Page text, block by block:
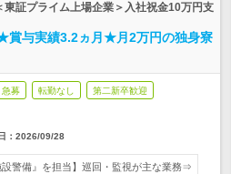
証プライム上場企業＞入社祝金10万円支
賞与実績3.2ヵ月★月2万円の独身寮
急募 転勤なし 第二新卒歓迎
： 2026/09/28
設警備』を担当】巡回・監視が主な業務⇒